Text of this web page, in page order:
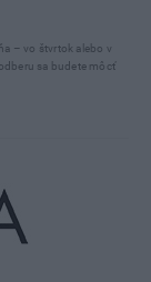
– vo štvrtok alebo v
sa budete môcť